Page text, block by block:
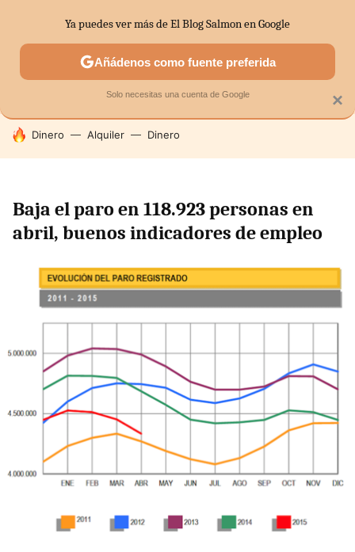
SECTORES ECONOMÍA DOMÉSTICA MERCADOS
HOY SE HABLA DE
Dinero Alquiler Dinero
Baja el paro en 118.923 personas en
abril, buenos indicadores de empleo
×
Ya puedes ver más de El Blog Salmon en Google
Añádenos como fuente preferida
Solo necesitas una cuenta de Google